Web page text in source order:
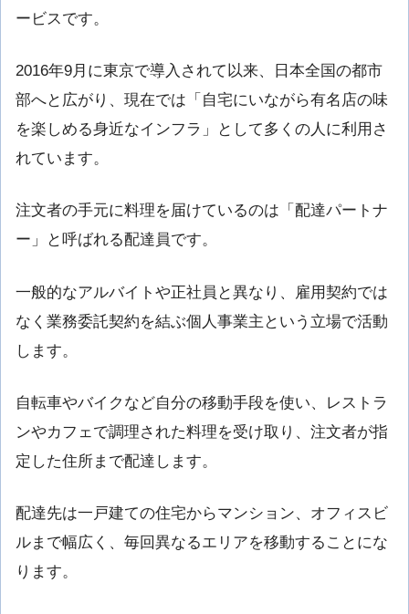
ービスです。
2016年9月に東京で導入されて以来、日本全国の都市
部へと広がり、現在では「自宅にいながら有名店の味
を楽しめる身近なインフラ」として多くの人に利用さ
れています。
注文者の手元に料理を届けているのは「配達パートナ
ー」と呼ばれる配達員です。
一般的なアルバイトや正社員と異なり、雇用契約では
なく業務委託契約を結ぶ個人事業主という立場で活動
します。
自転車やバイクなど自分の移動手段を使い、レストラ
ンやカフェで調理された料理を受け取り、注文者が指
定した住所まで配達します。
配達先は一戸建ての住宅からマンション、オフィスビ
ルまで幅広く、毎回異なるエリアを移動することにな
ります。